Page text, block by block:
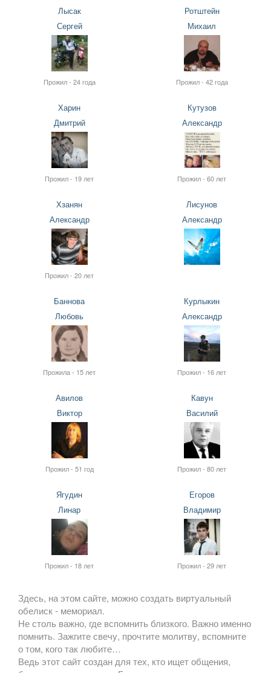
Лысак
Сергей
Прожил - 24 года
Ротштейн
Михаил
Прожил - 42 года
Харин
Дмитрий
Прожил - 19 лет
Кутузов
Александр
Прожил - 60 лет
Хзанян
Александр
Прожил - 20 лет
Лисунов
Александр
Баннова
Любовь
Прожила - 15 лет
Курлыкин
Александр
Прожил - 16 лет
Авилов
Виктор
Прожил - 51 год
Кавун
Василий
Прожил - 80 лет
Ягудин
Линар
Прожил - 18 лет
Егоров
Владимир
Прожил - 29 лет
Здесь, на этом сайте, можно создать виртуальный
обелиск - мемориал.
Не столь важно, где вспомнить близкого. Важно именно
помнить. Зажгите свечу, прочтите молитву, вспомните
о том, кого так любите…
Ведь этот сайт создан для тех, кто ищет общения,